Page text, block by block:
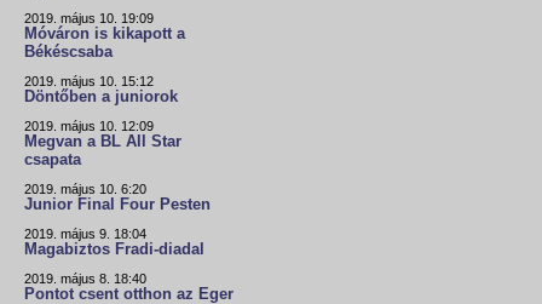
2019. május 10. 19:09
Móváron is kikapott a
Békéscsaba
2019. május 10. 15:12
Döntőben a juniorok
2019. május 10. 12:09
Megvan a BL All Star
csapata
2019. május 10. 6:20
Junior Final Four Pesten
2019. május 9. 18:04
Magabiztos Fradi-diadal
2019. május 8. 18:40
Pontot csent otthon az Eger